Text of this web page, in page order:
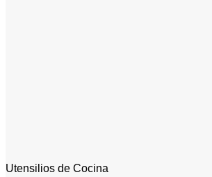
Utensilios de Cocina